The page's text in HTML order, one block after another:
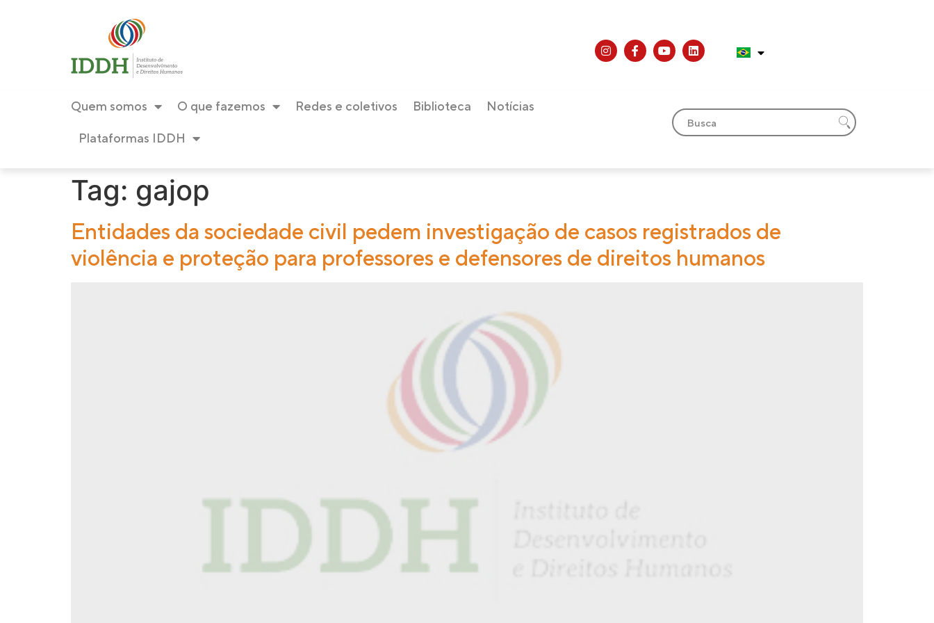
Quem somos O que fazemos Redes e coletivos Biblioteca Notícias
Plataformas IDDH
Tag: gajop
Entidades da sociedade civil pedem investigação de casos registrados de
violência e proteção para professores e defensores de direitos humanos